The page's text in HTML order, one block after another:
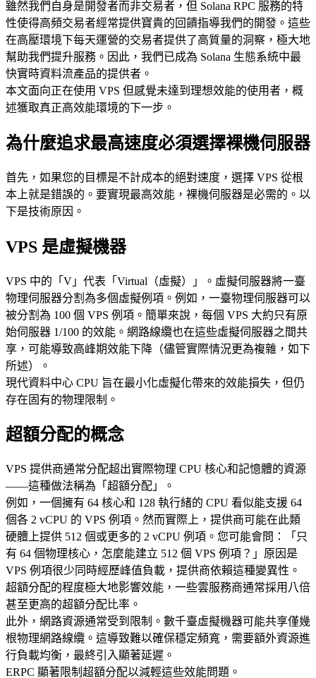
雖然我們自身是開發者而非交易者，但 Solana RPC 服務的特
性使得高頻交易者經常提供寶貴的回饋指導我們的開發。這些
在高壓環境下每天運營的交易者提供了高質量的洞察，極大地
幫助我們提升服務。因此，我們已成為 Solana 生態系統中最
快實時資料流產品的提供者。
本文面向正在使用 VPS 但感覺未達到理想效能的使用者，概
述獲取真正高效能環境的下一步。
為什麼追求最高速度必須選擇裸機伺服器
首先，如果您的目標是不計成本的絕對速度，選擇 VPS 從根
本上就是錯誤的。要實現最高效能，裸機伺服器是必需的。以
下是技術原因。
VPS 是虛擬機器
VPS 中的「V」代表「Virtual（虛擬）」。虛擬伺服器將一臺
物理伺服器分割為多個虛擬例項。例如，一臺物理伺服器可以
被分割為 100 個 VPS 例項。簡單來說，每個 VPS 大約只有原
始伺服器 1/100 的效能。網路線纜也在這些虛擬伺服器之間共
享，可能導致高峰期效能下降（儘管實際情況更為複雜，如下
所述）。
現代資料中心 CPU 旨在最小化虛擬化帶來的效能損失，但仍
存在固有的物理限制。
超額分配的概念
VPS 提供商通常分配超出實際物理 CPU 核心和記憶體的資源
——這種做法稱為「超額分配」。
例如，一個擁有 64 核心和 128 執行緒的 CPU 看似能支援 64
個各 2 vCPU 的 VPS 例項。然而實際上，提供商可能在此類
硬體上提供 512 個或更多的 2 vCPU 例項。您可能會問：「只
有 64 個物理核心，怎麼能建立 512 個 VPS 例項？」原因是
VPS 例項很少同時經歷峰值負載，提供商依賴這種變異性。
超額分配的程度極大地影響效能，一些雲服務商通常採用八倍
甚至更高的超額分配比率。
此外，網路資源通常受到限制。數千臺虛擬機器可能共享僅幾
根物理網路線纜。這導致難以確保穩定頻寬，需要額外資源進
行負載均衡，最終引入顯著延遲。
ERPC 顯著限制超額分配以減輕這些效能問題。